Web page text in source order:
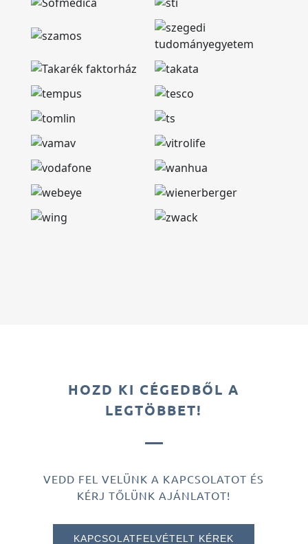
HOZD KI CÉGEDBŐL A
LEGTÖBBET!
VEDD FEL VELÜNK A KAPCSOLATOT ÉS
KÉRJ TŐLÜNK AJÁNLATOT!
KAPCSOLATFELVÉTELT KÉREK